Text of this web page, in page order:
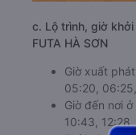
c. Lộ trình, giờ
FUTA HÀ SƠN
Giờ xuất
05:20,
Giờ đến nơi
10:43,